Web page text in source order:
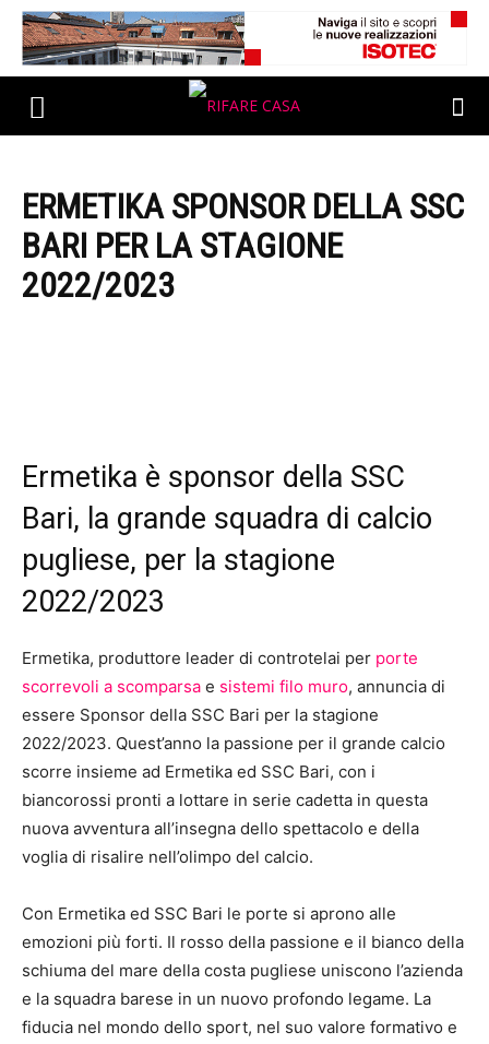
ERMETIKA SPONSOR DELLA SSC
BARI PER LA STAGIONE
2022/2023
Ermetika è sponsor della SSC
Bari, la grande squadra di calcio
pugliese, per la stagione
2022/2023
Ermetika, produttore leader di controtelai per porte
scorrevoli a scomparsa e sistemi filo muro, annuncia di
essere Sponsor della SSC Bari per la stagione
2022/2023. Quest’anno la passione per il grande calcio
scorre insieme ad Ermetika ed SSC Bari, con i
biancorossi pronti a lottare in serie cadetta in questa
nuova avventura all’insegna dello spettacolo e della
voglia di risalire nell’olimpo del calcio.
Con Ermetika ed SSC Bari le porte si aprono alle
emozioni più forti. Il rosso della passione e il bianco della
schiuma del mare della costa pugliese uniscono l’azienda
e la squadra barese in un nuovo profondo legame. La
fiducia nel mondo dello sport, nel suo valore formativo e